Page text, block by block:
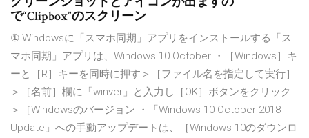
で“Clipbox”のスクリーン
① Windowsに「スマホ同期」アプリをインストールする「ス
マホ同期」アプリは、Windows 10 October ・［Windows］キ
ーと［R］キーを同時に押す＞［ファイル名を指定して実行］
＞［名前］欄に「winver」と入力し［OK］ボタンをクリック
＞［Windowsのバージョン ・「Windows 10 October 2018
Update」への手動アップデートは、［Windows 10のダウンロ